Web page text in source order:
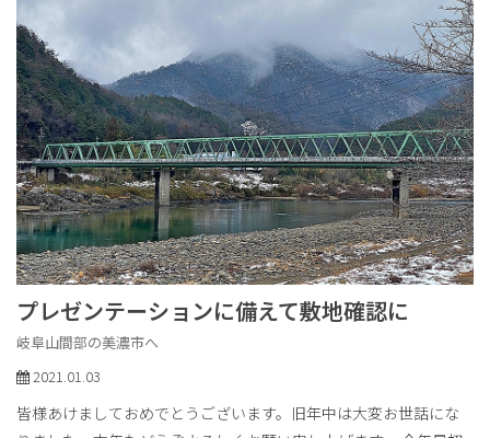
プレゼンテーションに備えて敷地確認に
岐阜山間部の美濃市へ
2021.01.03
皆様あけましておめでとうございます。旧年中は大変お世話にな